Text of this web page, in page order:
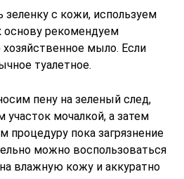
с кожи, используем
рекомендуем
хозяйственное мыло. Если
туалетное.
пену на зеленый след,
мочалкой, а затем
пока загрязнение
можно воспользоваться
влажную кожу и аккуратно